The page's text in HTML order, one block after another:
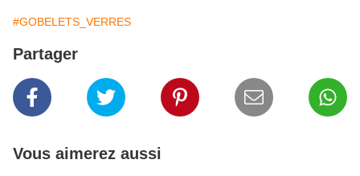
#GOBELETS_VERRES
Partager
Vous aimerez aussi